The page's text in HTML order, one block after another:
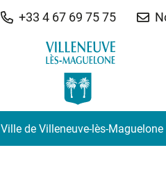
+33 4 67 69 75 75
Ville de Villeneuve-lès-Maguelone